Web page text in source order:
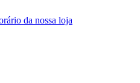
da nossa loja